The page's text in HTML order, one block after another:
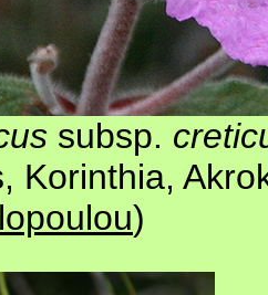
subsp.
Korinthia,
)